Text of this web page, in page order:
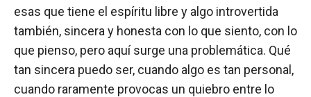
esas que tiene el espíritu libre y algo introvertida
también, sincera y honesta con lo que siento, con lo
que pienso, pero aquí surge una problemática. Qué
tan sincera puedo ser, cuando algo es tan personal,
cuando raramente provocas un quiebro entre lo